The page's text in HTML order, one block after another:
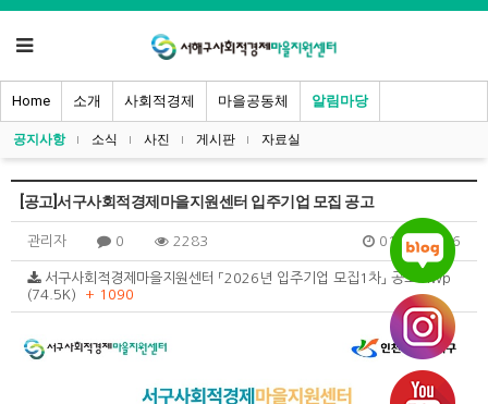
Home 소개 사회적경제 마을공동체 알림마당
공지사항 소식 사진 게시판 자료실
[공고]서구사회적경제마을지원센터 입주기업 모집 공고
관리자 0 2283 01.13 14:46
서구사회적경제마을지원센터 「2026년 입주기업 모집1차」 공고.hwp
(74.5K) + 1090